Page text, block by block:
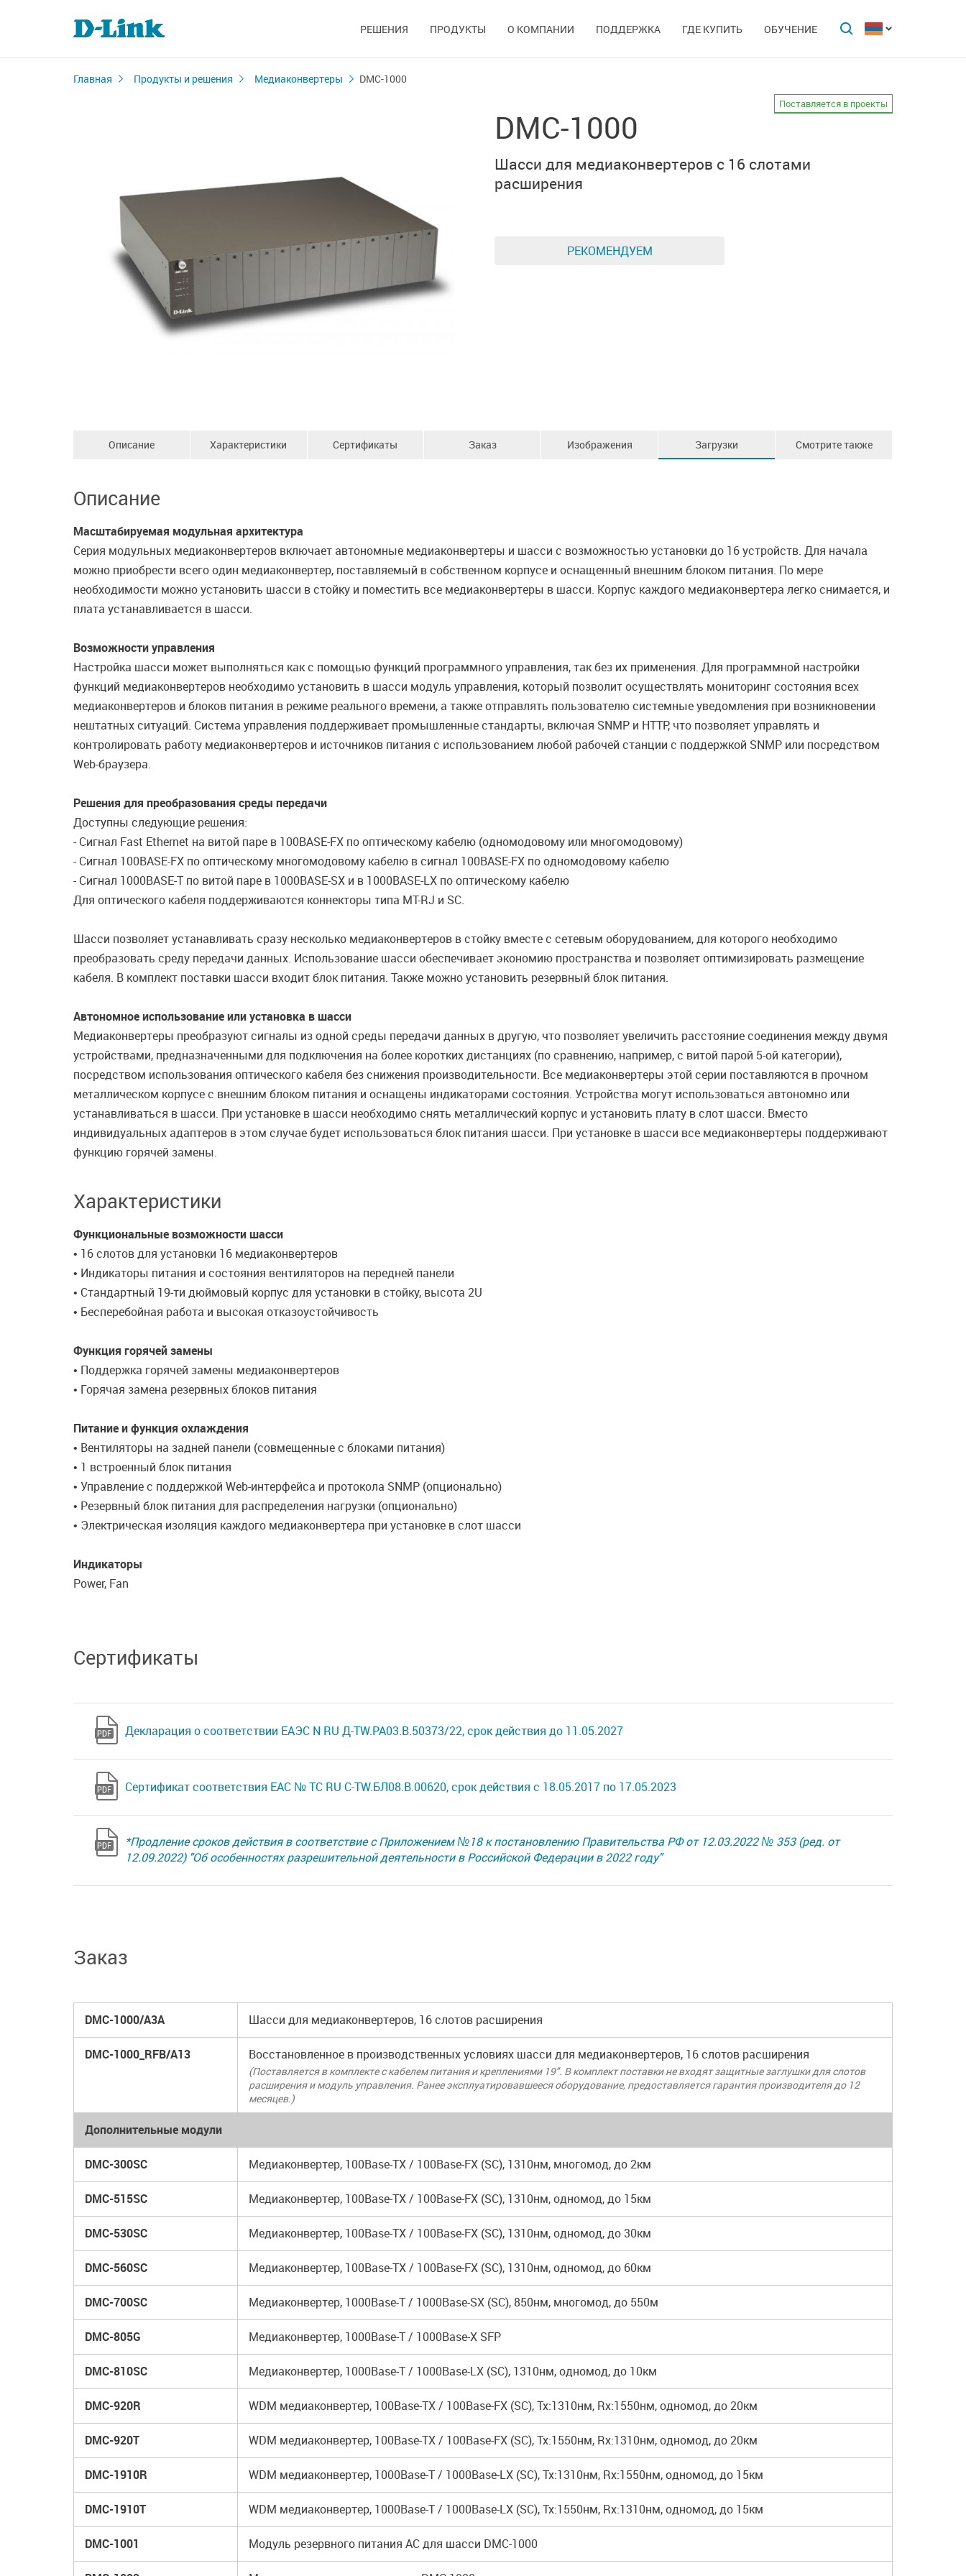
РЕШЕНИЯ ПРОДУКТЫ О КОМПАНИИ ПОДДЕРЖКА ГДЕ КУПИТЬ ОБУЧЕНИЕ
Главная Продукты и решения Медиаконвертеры DMC-1000
DMC-1000
Поставляется в проекты
Шасси для медиаконвертеров с 16 слотами
расширения
РЕКОМЕНДУЕМ
Описание Характеристики Сертификаты Заказ Изображения Загрузки Смотрите также
Описание
Масштабируемая модульная архитектура
Серия модульных медиаконвертеров включает автономные медиаконвертеры и шасси с возможностью установки до 16 устройств. Для начала
можно приобрести всего один медиаконвертер, поставляемый в собственном корпусе и оснащенный внешним блоком питания. По мере
необходимости можно установить шасси в стойку и поместить все медиаконвертеры в шасси. Корпус каждого медиаконвертера легко снимается, и
плата устанавливается в шасси.
Возможности управления
Настройка шасси может выполняться как с помощью функций программного управления, так без их применения. Для программной настройки
функций медиаконвертеров необходимо установить в шасси модуль управления, который позволит осуществлять мониторинг состояния всех
медиаконвертеров и блоков питания в режиме реального времени, а также отправлять пользователю системные уведомления при возникновении
нештатных ситуаций. Система управления поддерживает промышленные стандарты, включая SNMP и HTTP, что позволяет управлять и
контролировать работу медиаконвертеров и источников питания с использованием любой рабочей станции с поддержкой SNMP или посредством
Web-браузера.
Решения для преобразования среды передачи
Доступны следующие решения:
- Сигнал Fast Ethernet на витой паре в 100BASE-FX по оптическому кабелю (одномодовому или многомодовому)
- Сигнал 100BASE-FX по оптическому многомодовому кабелю в сигнал 100BASE-FX по одномодовому кабелю
- Сигнал 1000BASE-T по витой паре в 1000BASE-SX и в 1000BASE-LX по оптическому кабелю
Для оптического кабеля поддерживаются коннекторы типа MT-RJ и SC.
Шасси позволяет устанавливать сразу несколько медиаконвертеров в стойку вместе с сетевым оборудованием, для которого необходимо
преобразовать среду передачи данных. Использование шасси обеспечивает экономию пространства и позволяет оптимизировать размещение
кабеля. В комплект поставки шасси входит блок питания. Также можно установить резервный блок питания.
Автономное использование или установка в шасси
Медиаконвертеры преобразуют сигналы из одной среды передачи данных в другую, что позволяет увеличить расстояние соединения между двумя
устройствами, предназначенными для подключения на более коротких дистанциях (по сравнению, например, с витой парой 5-ой категории),
посредством использования оптического кабеля без снижения производительности. Все медиаконвертеры этой серии поставляются в прочном
металлическом корпусе с внешним блоком питания и оснащены индикаторами состояния. Устройства могут использоваться автономно или
устанавливаться в шасси. При установке в шасси необходимо снять металлический корпус и установить плату в слот шасси. Вместо
индивидуальных адаптеров в этом случае будет использоваться блок питания шасси. При установке в шасси все медиаконвертеры поддерживают
функцию горячей замены.
Характеристики
Функциональные возможности шасси
• 16 слотов для установки 16 медиаконвертеров
• Индикаторы питания и состояния вентиляторов на передней панели
• Стандартный 19-ти дюймовый корпус для установки в стойку, высота 2U
• Бесперебойная работа и высокая отказоустойчивость
Функция горячей замены
• Поддержка горячей замены медиаконвертеров
• Горячая замена резервных блоков питания
Питание и функция охлаждения
• Вентиляторы на задней панели (совмещенные с блоками питания)
• 1 встроенный блок питания
• Управление с поддержкой Web-интерфейса и протокола SNMP (опционально)
• Резервный блок питания для распределения нагрузки (опционально)
• Электрическая изоляция каждого медиаконвертера при установке в слот шасси
Индикаторы
Power, Fan
Сертификаты
Декларация о соответствии ЕАЭС N RU Д-TW.РА03.В.50373/22, срок действия до 11.05.2027
Сертификат соответствия ЕАС № ТС RU C-TW.БЛ08.В.00620, срок действия с 18.05.2017 по 17.05.2023
*Продление сроков действия в соответствие с Приложением №18 к постановлению Правительства РФ от 12.03.2022 № 353 (ред. от
12.09.2022) "Об особенностях разрешительной деятельности в Российской Федерации в 2022 году"
Заказ
DMC-1000/A3A Шасси для медиаконвертеров, 16 слотов расширения
DMC-1000_RFB/A13 Восстановленное в производственных условиях шасси для медиаконвертеров, 16 слотов расширения
(Поставляется в комплекте с кабелем питания и креплениями 19". В комплект поставки не входят защитные заглушки для слотов
расширения и модуль управления. Ранее эксплуатировавшееся оборудование, предоставляется гарантия производителя до 12
месяцев.)
Дополнительные модули
DMC-300SC Медиаконвертер, 100Base-TX / 100Base-FX (SC), 1310нм, многомод, до 2км
DMC-515SC Медиаконвертер, 100Base-TX / 100Base-FX (SC), 1310нм, одномод, до 15км
DMC-530SC Медиаконвертер, 100Base-TX / 100Base-FX (SC), 1310нм, одномод, до 30км
DMC-560SC Медиаконвертер, 100Base-TX / 100Base-FX (SC), 1310нм, одномод, до 60км
DMC-700SC Медиаконвертер, 1000Base-T / 1000Base-SX (SC), 850нм, многомод, до 550м
DMC-805G Медиаконвертер, 1000Base-T / 1000Base-X SFP
DMC-810SC Медиаконвертер, 1000Base-T / 1000Base-LX (SC), 1310нм, одномод, до 10км
DMC-920R WDM медиаконвертер, 100Base-TX / 100Base-FX (SC), Tx:1310нм, Rx:1550нм, одномод, до 20км
DMC-920T WDM медиаконвертер, 100Base-TX / 100Base-FX (SC), Tx:1550нм, Rx:1310нм, одномод, до 20км
DMC-1910R WDM медиаконвертер, 1000Base-T / 1000Base-LX (SC), Tx:1310нм, Rx:1550нм, одномод, до 15км
DMC-1910T WDM медиаконвертер, 1000Base-T / 1000Base-LX (SC), Tx:1550нм, Rx:1310нм, одномод, до 15км
DMC-1001 Модуль резервного питания АС для шасси DMC-1000